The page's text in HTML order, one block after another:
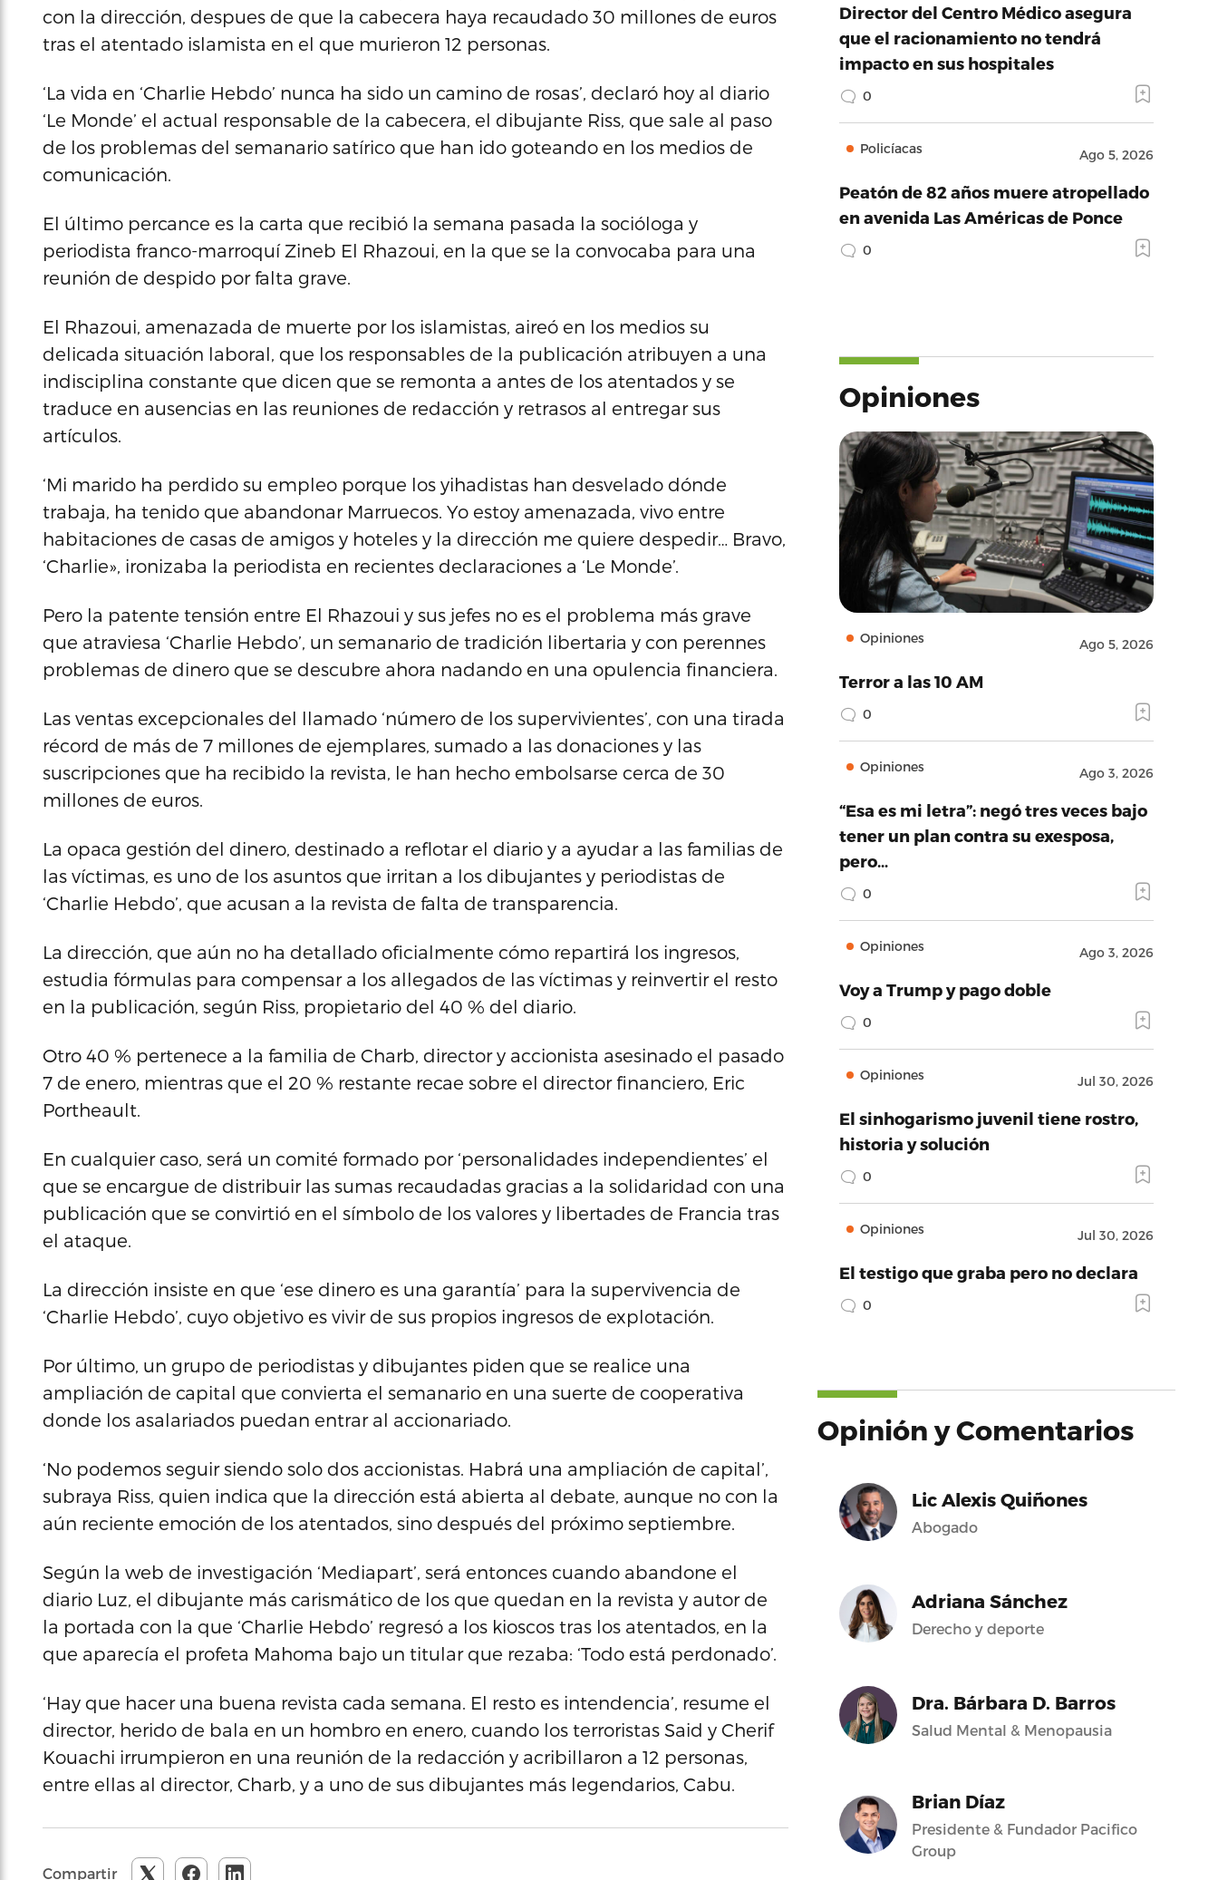
con la dirección, despues de que la cabecera haya recaudado 30 millones de euros
tras el atentado islamista en el que murieron 12 personas.
‘La vida en ‘Charlie Hebdo’ nunca ha sido un camino de rosas’, declaró hoy al diario
‘Le Monde’ el actual responsable de la cabecera, el dibujante Riss, que sale al paso
de los problemas del semanario satírico que han ido goteando en los medios de
comunicación.
El último percance es la carta que recibió la semana pasada la socióloga y
periodista franco-marroquí Zineb El Rhazoui, en la que se la convocaba para una
reunión de despido por falta grave.
El Rhazoui, amenazada de muerte por los islamistas, aireó en los medios su
delicada situación laboral, que los responsables de la publicación atribuyen a una
indisciplina constante que dicen que se remonta a antes de los atentados y se
traduce en ausencias en las reuniones de redacción y retrasos al entregar sus
artículos.
‘Mi marido ha perdido su empleo porque los yihadistas han desvelado dónde
trabaja, ha tenido que abandonar Marruecos. Yo estoy amenazada, vivo entre
habitaciones de casas de amigos y hoteles y la dirección me quiere despedir… Bravo,
‘Charlie», ironizaba la periodista en recientes declaraciones a ‘Le Monde’.
Pero la patente tensión entre El Rhazoui y sus jefes no es el problema más grave
que atraviesa ‘Charlie Hebdo’, un semanario de tradición libertaria y con perennes
problemas de dinero que se descubre ahora nadando en una opulencia financiera.
Las ventas excepcionales del llamado ‘número de los supervivientes’, con una tirada
récord de más de 7 millones de ejemplares, sumado a las donaciones y las
suscripciones que ha recibido la revista, le han hecho embolsarse cerca de 30
millones de euros.
La opaca gestión del dinero, destinado a reflotar el diario y a ayudar a las familias de
las víctimas, es uno de los asuntos que irritan a los dibujantes y periodistas de
‘Charlie Hebdo’, que acusan a la revista de falta de transparencia.
La dirección, que aún no ha detallado oficialmente cómo repartirá los ingresos,
estudia fórmulas para compensar a los allegados de las víctimas y reinvertir el resto
en la publicación, según Riss, propietario del 40 % del diario.
Otro 40 % pertenece a la familia de Charb, director y accionista asesinado el pasado
7 de enero, mientras que el 20 % restante recae sobre el director financiero, Eric
Portheault.
En cualquier caso, será un comité formado por ‘personalidades independientes’ el
que se encargue de distribuir las sumas recaudadas gracias a la solidaridad con una
publicación que se convirtió en el símbolo de los valores y libertades de Francia tras
el ataque.
La dirección insiste en que ‘ese dinero es una garantía’ para la supervivencia de
‘Charlie Hebdo’, cuyo objetivo es vivir de sus propios ingresos de explotación.
Por último, un grupo de periodistas y dibujantes piden que se realice una
ampliación de capital que convierta el semanario en una suerte de cooperativa
donde los asalariados puedan entrar al accionariado.
‘No podemos seguir siendo solo dos accionistas. Habrá una ampliación de capital’,
subraya Riss, quien indica que la dirección está abierta al debate, aunque no con la
aún reciente emoción de los atentados, sino después del próximo septiembre.
Según la web de investigación ‘Mediapart’, será entonces cuando abandone el
diario Luz, el dibujante más carismático de los que quedan en la revista y autor de
la portada con la que ‘Charlie Hebdo’ regresó a los kioscos tras los atentados, en la
que aparecía el profeta Mahoma bajo un titular que rezaba: ‘Todo está perdonado’.
‘Hay que hacer una buena revista cada semana. El resto es intendencia’, resume el
director, herido de bala en un hombro en enero, cuando los terroristas Said y Cherif
Kouachi irrumpieron en una reunión de la redacción y acribillaron a 12 personas,
entre ellas al director, Charb, y a uno de sus dibujantes más legendarios, Cabu.
Compartir
Director del Centro Médico asegura
que el racionamiento no tendrá
impacto en sus hospitales
0
Policíacas Ago 5, 2026
Peatón de 82 años muere atropellado
en avenida Las Américas de Ponce
0
Opiniones
Opiniones Ago 5, 2026
Terror a las 10 AM
0
Opiniones Ago 3, 2026
“Esa es mi letra”: negó tres veces bajo
tener un plan contra su exesposa,
pero…
0
Opiniones Ago 3, 2026
Voy a Trump y pago doble
0
Opiniones Jul 30, 2026
El sinhogarismo juvenil tiene rostro,
historia y solución
0
Opiniones Jul 30, 2026
El testigo que graba pero no declara
0
Opinión y Comentarios
Lic Alexis Quiñones
Abogado
Adriana Sánchez
Derecho y deporte
Dra. Bárbara D. Barros
Salud Mental & Menopausia
Brian Díaz
Presidente & Fundador Pacifico
Group